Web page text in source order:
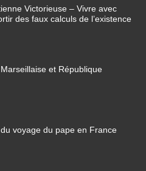
Victorieuse – Vivre avec
des faux calculs de l’existence
et République
voyage du pape en France